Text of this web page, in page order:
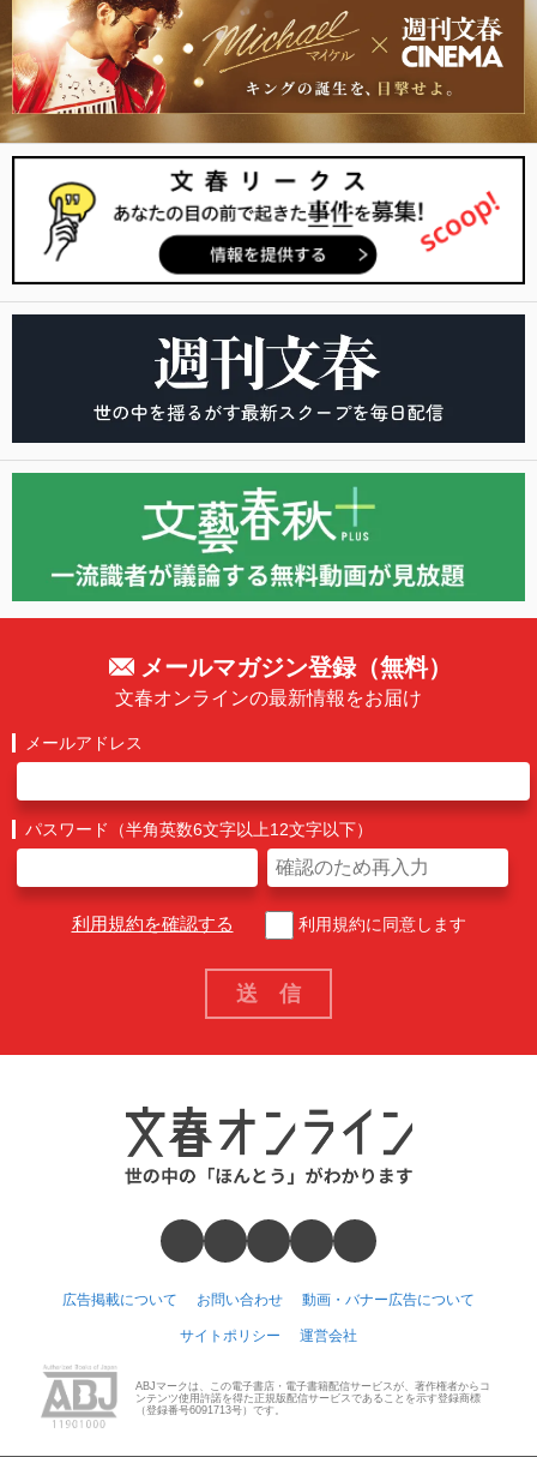
メールマガジン登録（無料）
文春オンラインの最新情報をお届け
メールアドレス
パスワード（半角英数6文字以上12文字以下）
利用規約を確認する 利用規約に同意します
広告掲載について お問い合わせ 動画・バナー広告について
サイトポリシー 運営会社
ABJマークは、この電子書店・電子書籍配信サービスが、著作権者からコ
ンテンツ使用許諾を得た正規版配信サービスであることを示す登録商標
（登録番号6091713号）です。